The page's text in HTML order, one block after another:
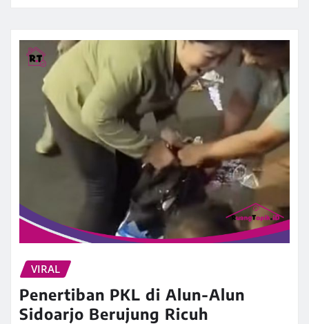
VIRAL
Penertiban PKL di Alun-Alun
Sidoarjo Berujung Ricuh